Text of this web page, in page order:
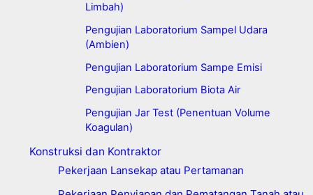
Limbah)
Pengujian Laboratorium Sampel Udara
(Ambien)
Pengujian Laboratorium Sampe Emisi
Pengujian Laboratorium Biota Air
Pengujian Jar Test (Penentuan Volume
Koagulan)
Konstruksi dan Kontraktor
Pekerjaan Lansekap atau Pertamanan